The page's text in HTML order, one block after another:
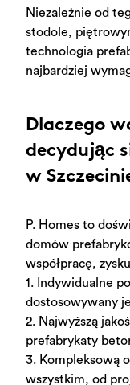
Niezależnie od
stodole,
technologia
najbardziej
Dlaczego
decydując
w
P. Homes to
domów
współpracę,
1. Indywidualne
dostosowywany
2. Najwyższą
prefabrykaty
3. Kompleksową
wszystkim, od